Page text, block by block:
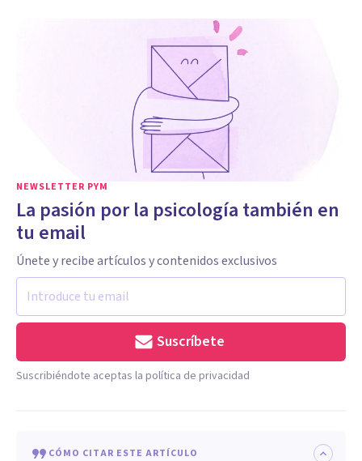
NEWSLETTER PYM
La pasión por la psicología también en
tu email
Únete y recibe artículos y contenidos exclusivos
Suscríbete
Suscribiéndote aceptas la política de privacidad
CÓMO CITAR ESTE ARTÍCULO